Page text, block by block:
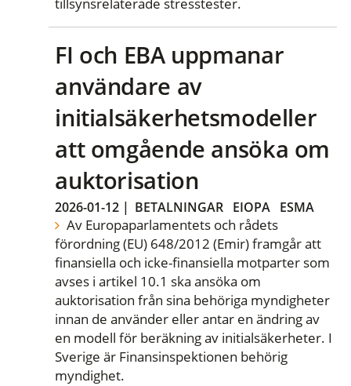
tillsynsrelaterade stresstester.
FI och EBA uppmanar
användare av
initialsäkerhetsmodeller
att omgående ansöka om
auktorisation
2026-01-12 | BETALNINGAR EIOPA ESMA
Av Europaparlamentets och rådets
förordning (EU) 648/2012 (Emir) framgår att
finansiella och icke-finansiella motparter som
avses i artikel 10.1 ska ansöka om
auktorisation från sina behöriga myndigheter
innan de använder eller antar en ändring av
en modell för beräkning av initialsäkerheter. I
Sverige är Finansinspektionen behörig
myndighet.